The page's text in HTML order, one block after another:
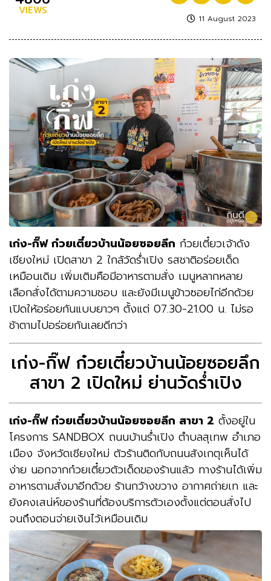
VIEWS
11 August 2023
เก่ง-กิ๊ฟ ก๋วยเตี๋ยวบ้านน้อยซอยลึก ก๋วยเตี๋ยวเจ้าดัง
เชียงใหม่ เปิดสาขา 2 ใกล้วัดร่ำเปิง รสชาติอร่อยเด็ด
เหมือนเดิม เพิ่มเติมคือมีอาหารตามสั่ง เมนูหลากหลาย
เลือกสั่งได้ตามความชอบ และยังมีเมนูข้าวซอยไก่อีกด้วย
เปิดให้อร่อยกันแบบยาวๆ ตั้งแต่ 07.30-21.00 น. ไม่รอ
ช้าตามไปอร่อยกันเลยดีกว่า
เก่ง-กิ๊ฟ ก๋วยเตี๋ยวบ้านน้อยซอยลึก
สาขา 2 เปิดใหม่ ย่านวัดร่ำเปิง
เก่ง-กิ๊ฟ ก๋วยเตี๋ยวบ้านน้อยซอยลึก สาขา 2 ตั้งอยู่ใน
โครงการ SANDBOX ถนนบ้านร่ำเปิง ตำบลสุเทพ อำเภอ
เมือง จังหวัดเชียงใหม่ ตัวร้านติดกับถนนสังเกตุเห็นได้
ง่าย นอกจากก๋วยเตี๋ยวตัวเด็ดของร้านแล้ว ทางร้านได้เพิ่ม
อาหารตามสั่งมาอีกด้วย ร้านกว้างขวาง อากาศถ่ายเท และ
ยังคงเสน่ห์ของร้านที่ต้องบริการตัวเองตั้งแต่ตอนสั่งไป
จนถึงตอนจ่ายเงินไว้เหมือนเดิม